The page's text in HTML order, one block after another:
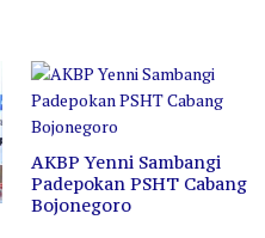
AKBP Yenni Sambangi
Padepokan PSHT Cabang
Bojonegoro